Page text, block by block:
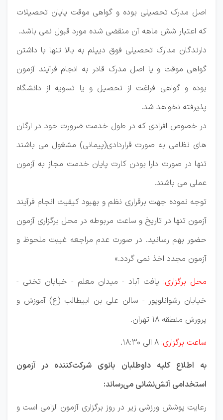
اصل مدرک تحصیلی بوده و گواهی موقت پایان تحصیلات
که اعتبار شش ماهه آن منقضی شده مورد قبول نمی باشد.
دارندگان مدارک تحصیلی فوق دیپلم به بالا تنها با داشتن
گواهی موقت و یا اصل مدرک قادر به انجام فرآیند آزمون
بوده و گواهی فراغت از تحصیل و یا تسویه از دانشگاه
پذیرفته نخواهد شد.
در خصوص افرادی که در طول خدمت ضرورت خود در ارگان
های نظامی به صورت قراردادی(پیمانی) مشغول می باشند
تنها در صورت دارا بودن کارت پایان خدمت مجاز به آزمون
عملی می باشند.
توجه نموده جهت برقراری نظم و بهبود کیفیت انجام فرآیند
آزمون تنها در تاریخ و ساعت مربوطه در محل برگزاری آزمون
حضور بهم رسانید. در صورت عدم مراجعه غیبت ملحوظ و
آزمون مجدد اخذ نمی گردد.»
محل برگزاری: یافت آباد - میدان معلم - خیابان تختی -
خیابان رشوانلوپور - سالن علی بن ابیطالب (ع) آموزش و
پرورش منطقه 18 تهران.
ساعت برگزاری: 8 الی 18:30.
به اطلاع کلیه داوطلبان بانوی شرکت‌کننده در آزمون
استخدامی آتش‌نشانی می‌رساند:
رعایت پوشش ورزشی زیر در روز برگزاری آزمون الزامی است و